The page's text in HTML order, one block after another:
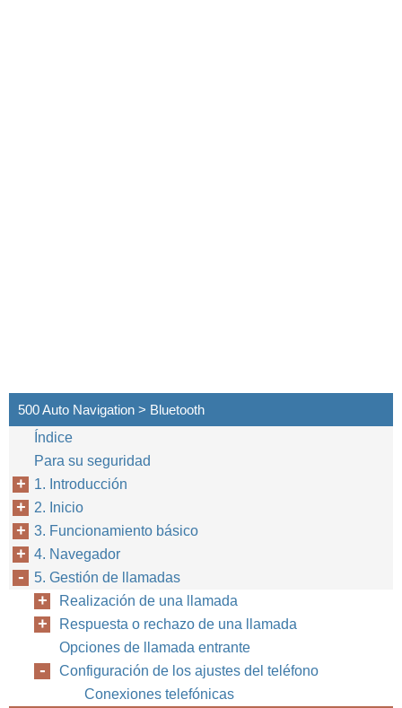
500 Auto Navigation > Bluetooth
Índice
Para su seguridad
1. Introducción
2. Inicio
3. Funcionamiento básico
4. Navegador
5. Gestión de llamadas
Realización de una llamada
Respuesta o rechazo de una llamada
Opciones de llamada entrante
Configuración de los ajustes del teléfono
Conexiones telefónicas